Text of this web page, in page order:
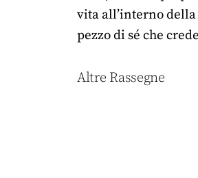
vita all’interno
pezzo di sé che
Altre Rassegne